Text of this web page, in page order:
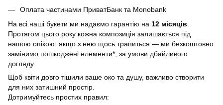
Оплата частинами ПриватБанк та Monobank
На всі наші букети ми надаємо гарантію на 12 місяців
Протягом цього року кожна композиція залишається під
нашою опікою: якщо з нею щось трапиться — ми безкоштовно
замінимо пошкоджені елементи*, за умови дбайливого
догляду.
Щоб квіти довго тішили ваше око та душу, важливо створити
для них затишний простір.
Дотримуйтесь простих правил: